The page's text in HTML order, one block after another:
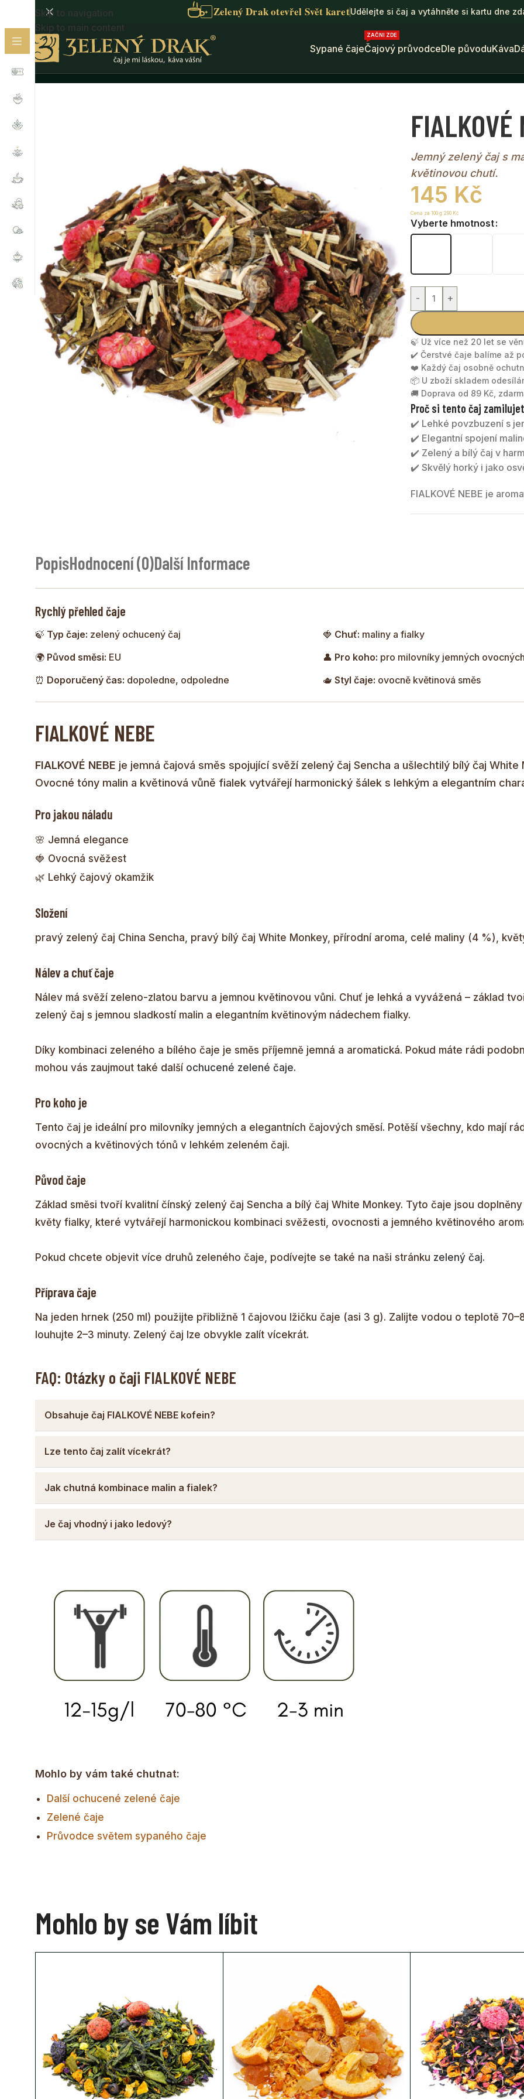
Skip to navigation
Skip to main content
✦ Zelený Drak otevřel Svět karetUdělejte si čaj a vytáhněte si kartu dne
Sypané čajeČajový průvodce
ZAČNI ZDE
Dle původuKáva
Domů
/Zelený čaj/ Zelený čaj ochucený
Jemný zelený čaj s
květinovou chutí.
145 Kč
Cena za 100 g: 290 Kč
Vyberte hmotnost
- +
🍃 Už více než 20 let se
✔️ Čerstvé čaje balíme až
❤️ Každý čaj osobně
📦 U zboží skladem
🚚 Doprava od 89 Kč,
Proč si tento čaj
✔️ Lehké povzbuzení s
✔️ Elegantní spojení
✔️ Zelený a bílý čaj v
✔️ Skvělý horký i jako
FIALKOVÉ NEBE je
Monkey doplněná
PopisHodnocení (0)Další Informace
Rychlý přehled čaje
🍃 Typ čaje: zelený ochucený čaj 🍓 Chuť: maliny a fialky
🌍 Původ směsi: EU 👤 Pro koho: pro milovníky jemných
⏰ Doporučený čas: dopoledne, odpoledne 🫖 Styl čaje: ovocně květinová směs
FIALKOVÉ NEBE
FIALKOVÉ NEBE je jemná čajová směs spojující svěží zelený čaj Sencha a ušlechtilý bílý čaj White
Ovocné tóny malin a květinová vůně fialek vytvářejí harmonický šálek s lehkým a elegantním
Pro jakou náladu
🌸 Jemná elegance
🍓 Ovocná svěžest
🌿 Lehký čajový okamžik
Složení
pravý zelený čaj China Sencha, pravý bílý čaj White Monkey, přírodní aroma, celé maliny (4 %),
Nálev a chuť čaje
Nálev má svěží zeleno-zlatou barvu a jemnou květinovou vůni. Chuť je lehká a vyvážená – základ
zelený čaj s jemnou sladkostí malin a elegantním květinovým nádechem fialky.
Díky kombinaci zeleného a bílého čaje je směs příjemně jemná a aromatická. Pokud máte rádi
mohou vás zaujmout také další ochucené zelené čaje.
Pro koho je
Tento čaj je ideální pro milovníky jemných a elegantních čajových směsí. Potěší všechny, kdo mají
ovocných a květinových tónů v lehkém zeleném čaji.
Původ čaje
Základ směsi tvoří kvalitní čínský zelený čaj Sencha a bílý čaj White Monkey. Tyto čaje jsou doplněny
květy fialky, které vytvářejí harmonickou kombinaci svěžesti, ovocnosti a jemného květinového
Pokud chcete objevit více druhů zeleného čaje, podívejte se také na naši stránku zelený čaj.
Příprava čaje
Na jeden hrnek (250 ml) použijte přibližně 1 čajovou lžičku čaje (asi 3 g). Zalijte vodou o teplotě
louhujte 2–3 minuty. Zelený čaj lze obvykle zalít vícekrát.
FAQ: Otázky o čaji FIALKOVÉ NEBE
Obsahuje čaj FIALKOVÉ NEBE kofein?
Lze tento čaj zalít vícekrát?
Jak chutná kombinace malin a fialek?
Je čaj vhodný i jako ledový?
Mohlo by vám také chutnat:
Další ochucené zelené čaje
Zelené čaje
Průvodce světem sypaného čaje
Mohlo by se Vám líbit